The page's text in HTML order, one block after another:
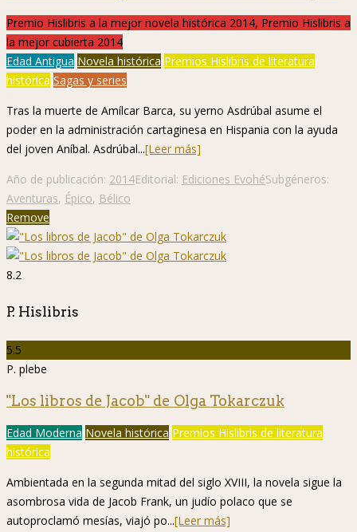
Premio Hislibris a la mejor novela histórica 2014, Premio Hislibris a
la mejor cubierta 2014
Edad Antigua Novela histórica Premios Hislibris de literatura
histórica Sagas y series
Tras la muerte de Amílcar Barca, su yerno Asdrúbal asume el
poder en la administración cartaginesa en Hispania con la ayuda
del joven Aníbal. Asdrúbal...[Leer más]
Año de publicación: 2014Editorial: Ediciones EvohéSubgéneros:
Aventuras, Épico, Bélico
Remove
8.2
P. Hislibris
5.5
P. plebe
"Los libros de Jacob" de Olga Tokarczuk
Edad Moderna Novela histórica Premios Hislibris de literatura
histórica
Ambientada en la segunda mitad del siglo XVIII, la novela sigue la
asombrosa vida de Jacob Frank, un judío polaco que se
autoproclamó mesías, viajó po...[Leer más]